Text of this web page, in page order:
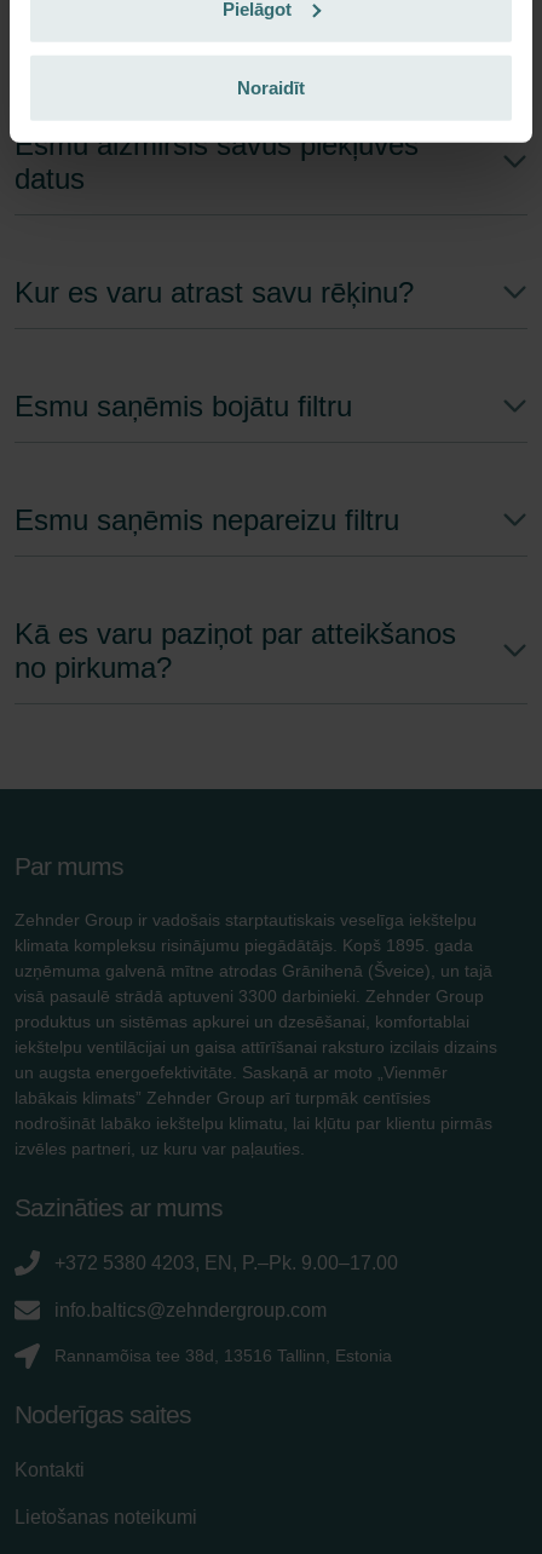
Pielāgot
Noraidīt
Kā es varu reģistrēties?
Esmu aizmirsis savus piekļuves
datus
Kur es varu atrast savu rēķinu?
Esmu saņēmis bojātu filtru
Esmu saņēmis nepareizu filtru
Kā es varu paziņot par atteikšanos
no pirkuma?
Par mums
Zehnder Group ir vadošais starptautiskais veselīga iekštelpu
klimata kompleksu risinājumu piegādātājs. Kopš 1895. gada
uzņēmuma galvenā mītne atrodas Grānihenā (Šveice), un tajā
visā pasaulē strādā aptuveni 3300 darbinieki. Zehnder Group
produktus un sistēmas apkurei un dzesēšanai, komfortablai
iekštelpu ventilācijai un gaisa attīrīšanai raksturo izcilais dizains
un augsta energoefektivitāte. Saskaņā ar moto „Vienmēr
labākais klimats” Zehnder Group arī turpmāk centīsies
nodrošināt labāko iekštelpu klimatu, lai kļūtu par klientu pirmās
izvēles partneri, uz kuru var paļauties.
Sazināties ar mums
+372 5380 4203, EN, P.–Pk. 9.00–17.00
info.baltics@zehndergroup.com
Rannamõisa tee 38d, 13516 Tallinn, Estonia
Noderīgas saites
Kontakti
Lietošanas noteikumi